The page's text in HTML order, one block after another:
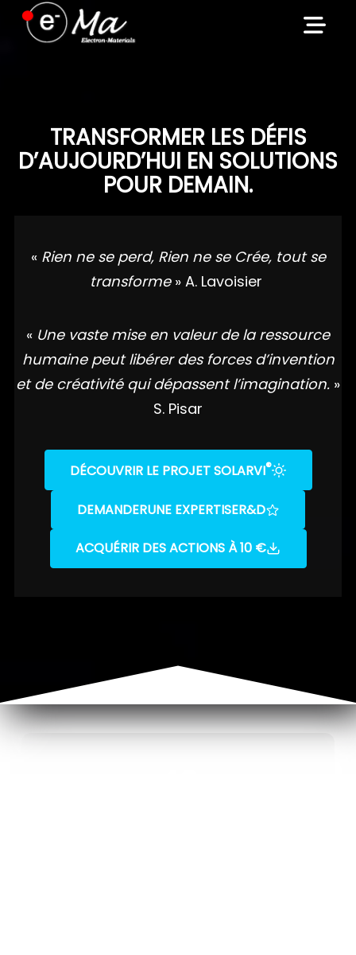
Skip
TRANSFORMER LES DÉFIS
D’AUJOURD’HUI EN SOLUTIONS
POUR DEMAIN.
« Rien ne se perd, Rien ne se Crée, tout se
transforme » A. Lavoisier
« Une vaste mise en valeur de la ressource
humaine peut libérer des forces d’invention
et de créativité qui dépassent l’imagination. »
S. Pisar
DÉCOUVRIR LE PROJET SOLARVI®
DEMANDERUNE EXPERTISER&D
ACQUÉRIR DES ACTIONS À 10 €